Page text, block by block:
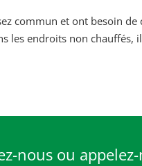
commun et ont besoin
les endroits non chauffés,
nous ou